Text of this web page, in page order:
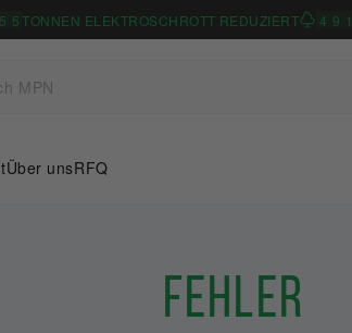
5 5 TONNEN ELEKTROSCHROTT REDUZIERT 4 9 1
Über unsRFQ
Fehler